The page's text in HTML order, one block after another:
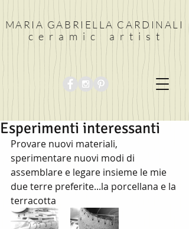
MARIA GABRIELLA CARDINALI
c e r a m i c a r t i s t
Esperimenti interessanti
Provare nuovi materiali,
sperimentare nuovi modi di
assemblare e legare insieme le mie
due terre preferite...la porcellana e la
terracotta